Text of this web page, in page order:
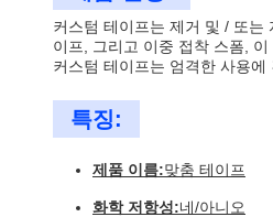
커스텀 테이프는 제거 및 / 또는
이프, 그리고 이중 접착 스폼,
커스텀 테이프는 엄격한 사용에
특징:
제품 이름:맞춤 테이프
화학 저항성:네/아니오